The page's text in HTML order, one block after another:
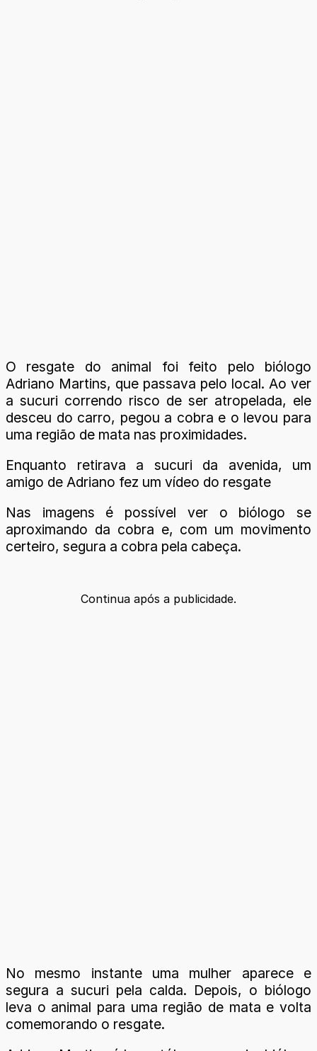
O resgate do animal foi feito pelo biólogo
Adriano Martins, que passava pelo local. Ao ver
a sucuri correndo risco de ser atropelada, ele
desceu do carro, pegou a cobra e o levou para
uma região de mata nas proximidades.
Enquanto retirava a sucuri da avenida, um
amigo de Adriano fez um vídeo do resgate
Nas imagens é possível ver o biólogo se
aproximando da cobra e, com um movimento
certeiro, segura a cobra pela cabeça.
Continua após a publicidade.
No mesmo instante uma mulher aparece e
segura a sucuri pela calda. Depois, o biólogo
leva o animal para uma região de mata e volta
comemorando o resgate.